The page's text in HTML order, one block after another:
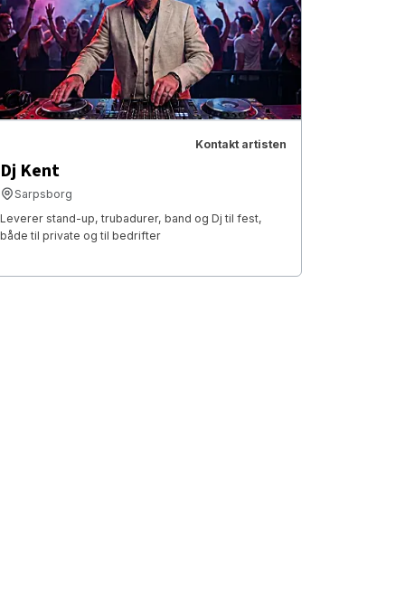
Kontakt artisten
Dj Kent
Sarpsborg
Leverer stand-up, trubadurer, band og Dj til fest,
både til private og til bedrifter